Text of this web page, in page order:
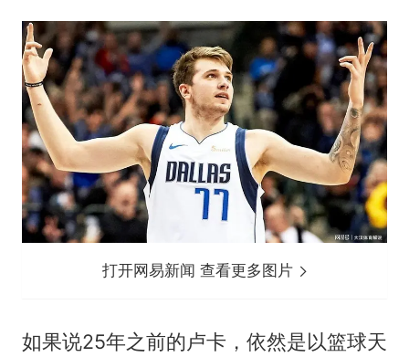
打开网易新闻 查看更多图片
如果说25年之前的卢卡，依然是以篮球天